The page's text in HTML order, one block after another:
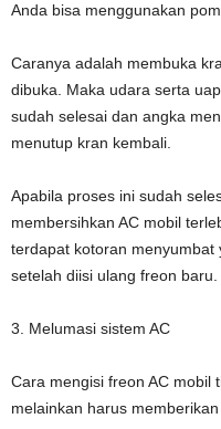
Anda bisa menggunakan
Caranya adalah membuka
dibuka. Maka udara serta
sudah selesai dan angka
menutup kran kembali.
Apabila proses ini sudah
membersihkan AC mobil
terdapat kotoran menyumbat
setelah diisi ulang freon baru.
3. Melumasi sistem AC
Cara mengisi freon AC mobil
melainkan harus